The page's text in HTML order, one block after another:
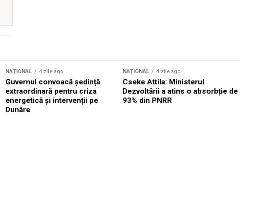
NAȚIONAL 4 zile ago
Guvernul convoacă ședință
extraordinară pentru criza
energetică și intervenții pe
Dunăre
NAȚIONAL 4 zile ago
Cseke Attila: Ministerul
Dezvoltării a atins o absorbție de
93% din PNRR